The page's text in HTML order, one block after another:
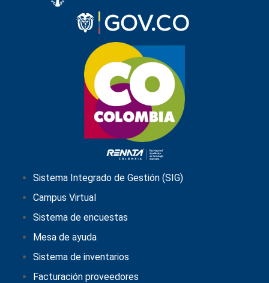
Sistema Integrado de Gestión (SIG)
Campus Virtual
Sistema de encuestas
Mesa de ayuda
Sistema de inventarios
Facturación proveedores